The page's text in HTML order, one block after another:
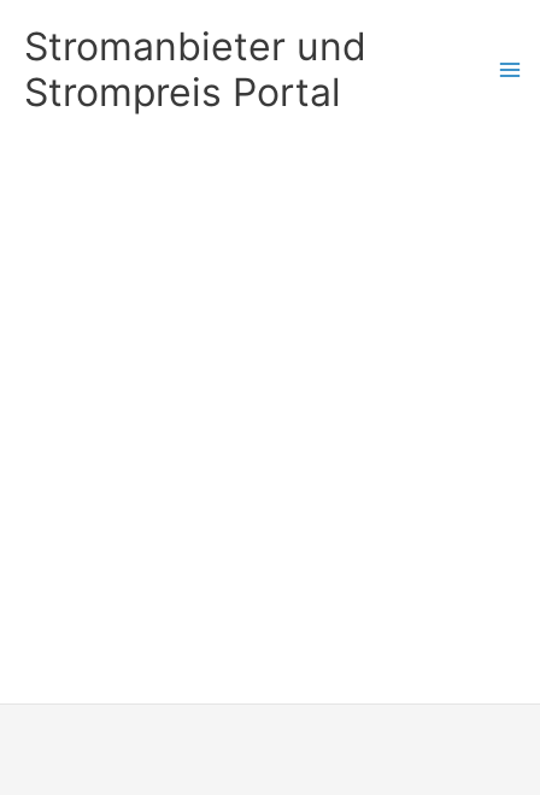
Inhalt
springen
Stromanbieter und
Strompreis Portal